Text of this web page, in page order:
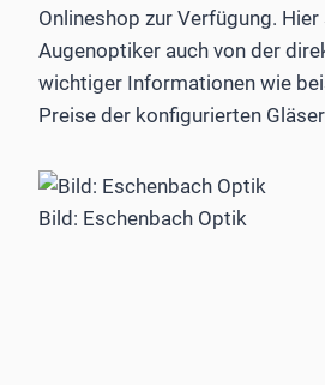
Onlineshop zur Verfügung. Hier
Augenoptiker auch von der
wichtiger Informationen wie
Preise der konfigurierten
Bild: Eschenbach Optik